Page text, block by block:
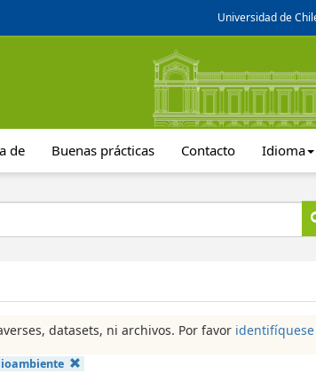
Universidad de
de Buenas prácticas Contacto Idioma
datasets, ni archivos. Por favor identifíquese